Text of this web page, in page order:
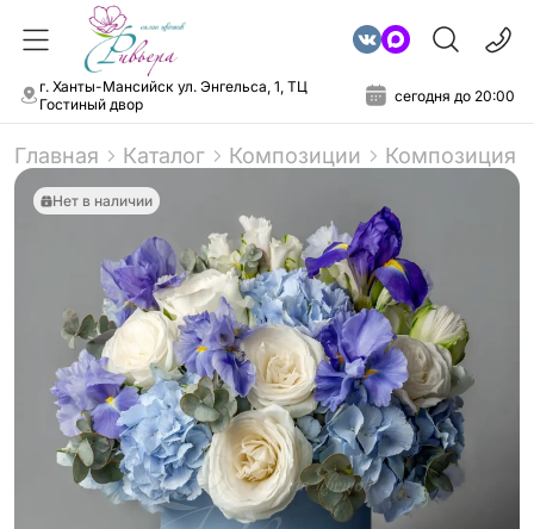
г. Ханты-Мансийск ул. Энгельса, 1, ТЦ
Гостиный двор
сегодня до 20:00
Главная Каталог Композиции Композиция
Нет в наличии